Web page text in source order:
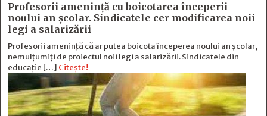
Profesorii amenință cu boicotarea începerii
noului an școlar. Sindicatele cer modificarea noii
legi a salarizării
Profesorii amenință că ar putea boicota începerea noului an școlar,
nemulțumiți de proiectul noii legi a salarizării. Sindicatele din
educație […] Citește!